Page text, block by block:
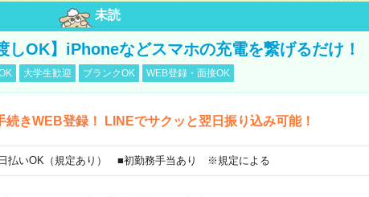
未読
しOK】iPhoneなどスマホの充電を繋げるだけ！
大学生歓迎 ブランクOK WEB登録・面接OK
続きWEB登録！ LINEでサクッと翌日振り込み可能！
払いOK（規定あり） ■初勤務手当あり ※規定による